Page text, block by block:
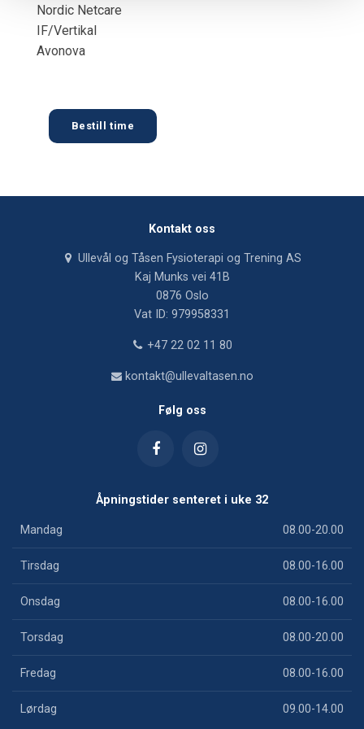
Nordic Netcare
IF/Vertikal
Avonova
Bestill time
Kontakt oss
Ullevål og Tåsen Fysioterapi og Trening AS
Kaj Munks vei 41B
0876 Oslo
Vat ID: 979958331
+47 22 02 11 80
kontakt@ullevaltasen.no
Følg oss
Åpningstider senteret i uke 32
08.00-20.00
Mandag
08.00-16.00
Tirsdag
08.00-16.00
Onsdag
08.00-20.00
Torsdag
08.00-16.00
Fredag
09.00-14.00
Lørdag